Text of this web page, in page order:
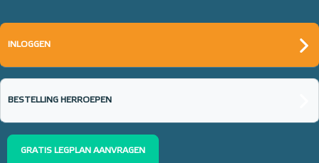
INLOGGEN
BESTELLING HERROEPEN
GRATIS LEGPLAN AANVRAGEN